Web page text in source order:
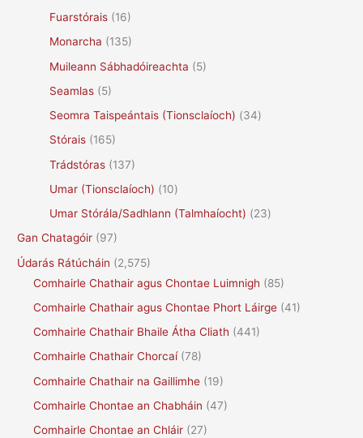
Fuarstórais (16)
Monarcha (135)
Muileann Sábhadóireachta (5)
Seamlas (5)
Seomra Taispeántais (Tionsclaíoch) (34)
Stórais (165)
Trádstóras (137)
Umar (Tionsclaíoch) (10)
Umar Stórála/Sadhlann (Talmhaíocht) (23)
Gan Chatagóir (97)
Údarás Rátúcháin (2,575)
Comhairle Chathair agus Chontae Luimnigh (85)
Comhairle Chathair agus Chontae Phort Láirge (41)
Comhairle Chathair Bhaile Átha Cliath (441)
Comhairle Chathair Chorcaí(78)
Comhairle Chathair na Gaillimhe (19)
Comhairle Chontae an Chabháin (47)
Comhairle Chontae an Chláir (27)